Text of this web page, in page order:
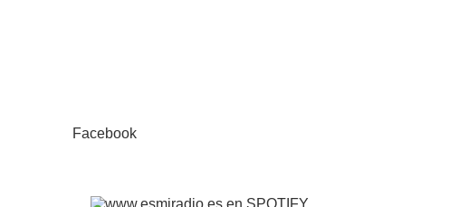
Facebook